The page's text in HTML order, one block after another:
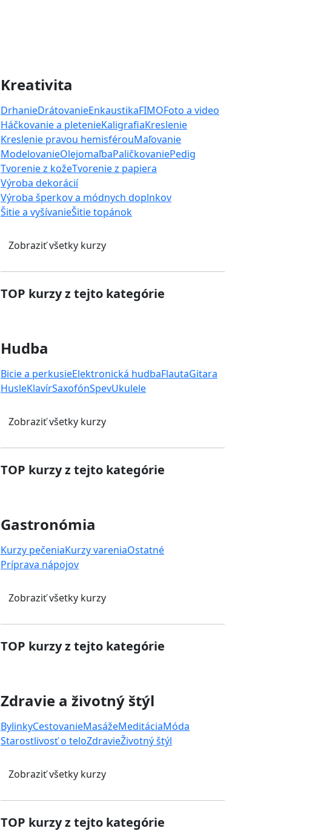
Kreativita
DrhanieDrátovanieEnkaustikaFIMOFoto a video
Háčkovanie a pletenieKaligrafiaKreslenie
Kreslenie pravou hemisférouMaľovanie
ModelovanieOlejomaľbaPaličkovaniePedig
Tvorenie z kožeTvorenie z papiera
Výroba dekorácií
Výroba šperkov a módnych doplnkov
Šitie a vyšívanieŠitie topánok
Zobraziť všetky kurzy
TOP kurzy z tejto kategórie
Hudba
Bicie a perkusieElektronická hudbaFlautaGitara
HusleKlavírSaxofónSpevUkulele
Zobraziť všetky kurzy
TOP kurzy z tejto kategórie
Gastronómia
Kurzy pečeniaKurzy vareniaOstatné
Príprava nápojov
Zobraziť všetky kurzy
TOP kurzy z tejto kategórie
Zdravie a životný štýl
BylinkyCestovanieMasážeMeditáciaMóda
Starostlivosť o teloZdravieŽivotný štýl
Zobraziť všetky kurzy
TOP kurzy z tejto kategórie